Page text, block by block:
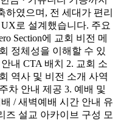
하였으며, 전 세대가 편리
로 설계했습니다. 주요
Section에 교회 비전 메
정체성을 이해할 수 있
내 CTA 배치 2. 교회 소
역사 및 비전 소개 사역
차 안내 제공 3. 예배 및
/ 새벽예배 시간 안내 유
즈 설교 아카이브 구성 모